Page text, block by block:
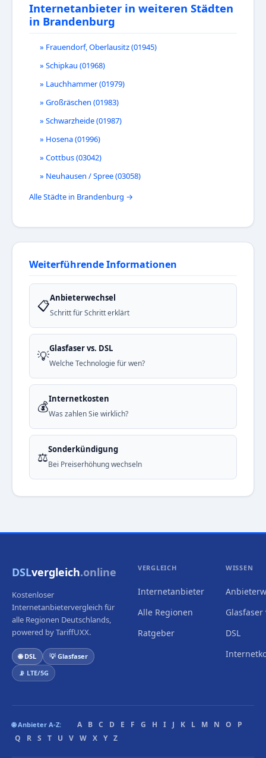
Internetanbieter in weiteren Städten
in Brandenburg
» Frauendorf, Oberlausitz (01945)
» Schipkau (01968)
» Lauchhammer (01979)
» Großräschen (01983)
» Schwarzheide (01987)
» Hosena (01996)
» Cottbus (03042)
» Neuhausen / Spree (03058)
Alle Städte in Brandenburg →
Weiterführende Informationen
📋Anbieterwechsel
Schritt für Schritt erklärt
💡Glasfaser vs. DSL
Welche Technologie für wen?
💰Internetkosten
Was zahlen Sie wirklich?
⚖️Sonderkündigung
Bei Preiserhöhung wechseln
DSLvergleich.online
Kostenloser
Internetanbietervergleich für
alle Regionen Deutschlands,
powered by TariffUXX.
🌐 DSL
💡 Glasfaser
📡 LTE/5G
VERGLEICH
Internetanbieter
Alle Regionen
Ratgeber
WISSEN
Glasfaser
DSL
🌐 Anbieter A-Z: A B C D E F G H I J K L M N O
P
Q
R S T U V W X Y Z